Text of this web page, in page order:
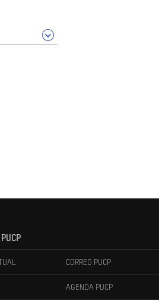
CORREO PUCP
AGENDA PUCP